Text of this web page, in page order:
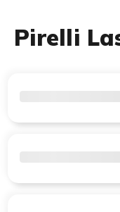
Pirelli